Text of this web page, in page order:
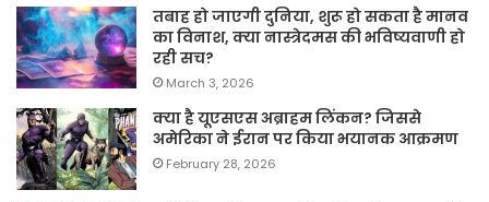
तबाह हो जाएगी दुनिया, शुरू हो सकता है मानव
का विनाश, क्या नास्त्रेदमस की भविष्यवाणी हो
रही सच?
March 3, 2026
क्या है यूएसएस अब्राहम लिंकन? जिससे
अमेरिका ने ईरान पर किया भयानक आक्रमण
February 28, 2026